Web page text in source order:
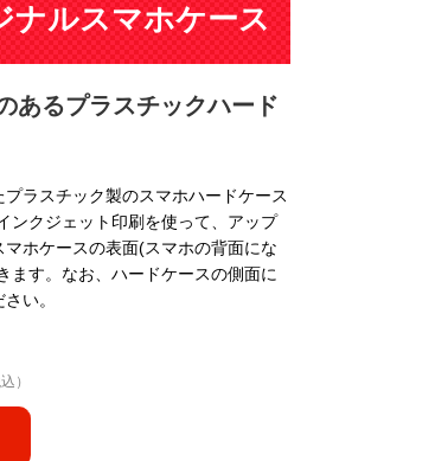
ナルスマホケース
あるプラスチックハード
ラスチック製のスマホハードケース
ンクジェット印刷を使って、アップ
ホケースの表面(スマホの背面にな
ます。なお、ハードケースの側面に
い。
）